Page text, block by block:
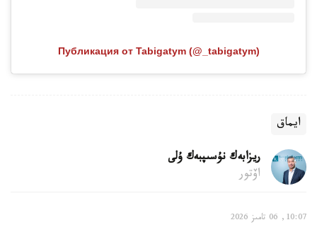
Публикация от Tabigatym (@_tabigatym)
ايماق
ريزابەك نۇسىپبەك ۇلى
اۆتور
10:07, 06 تامىز 2026